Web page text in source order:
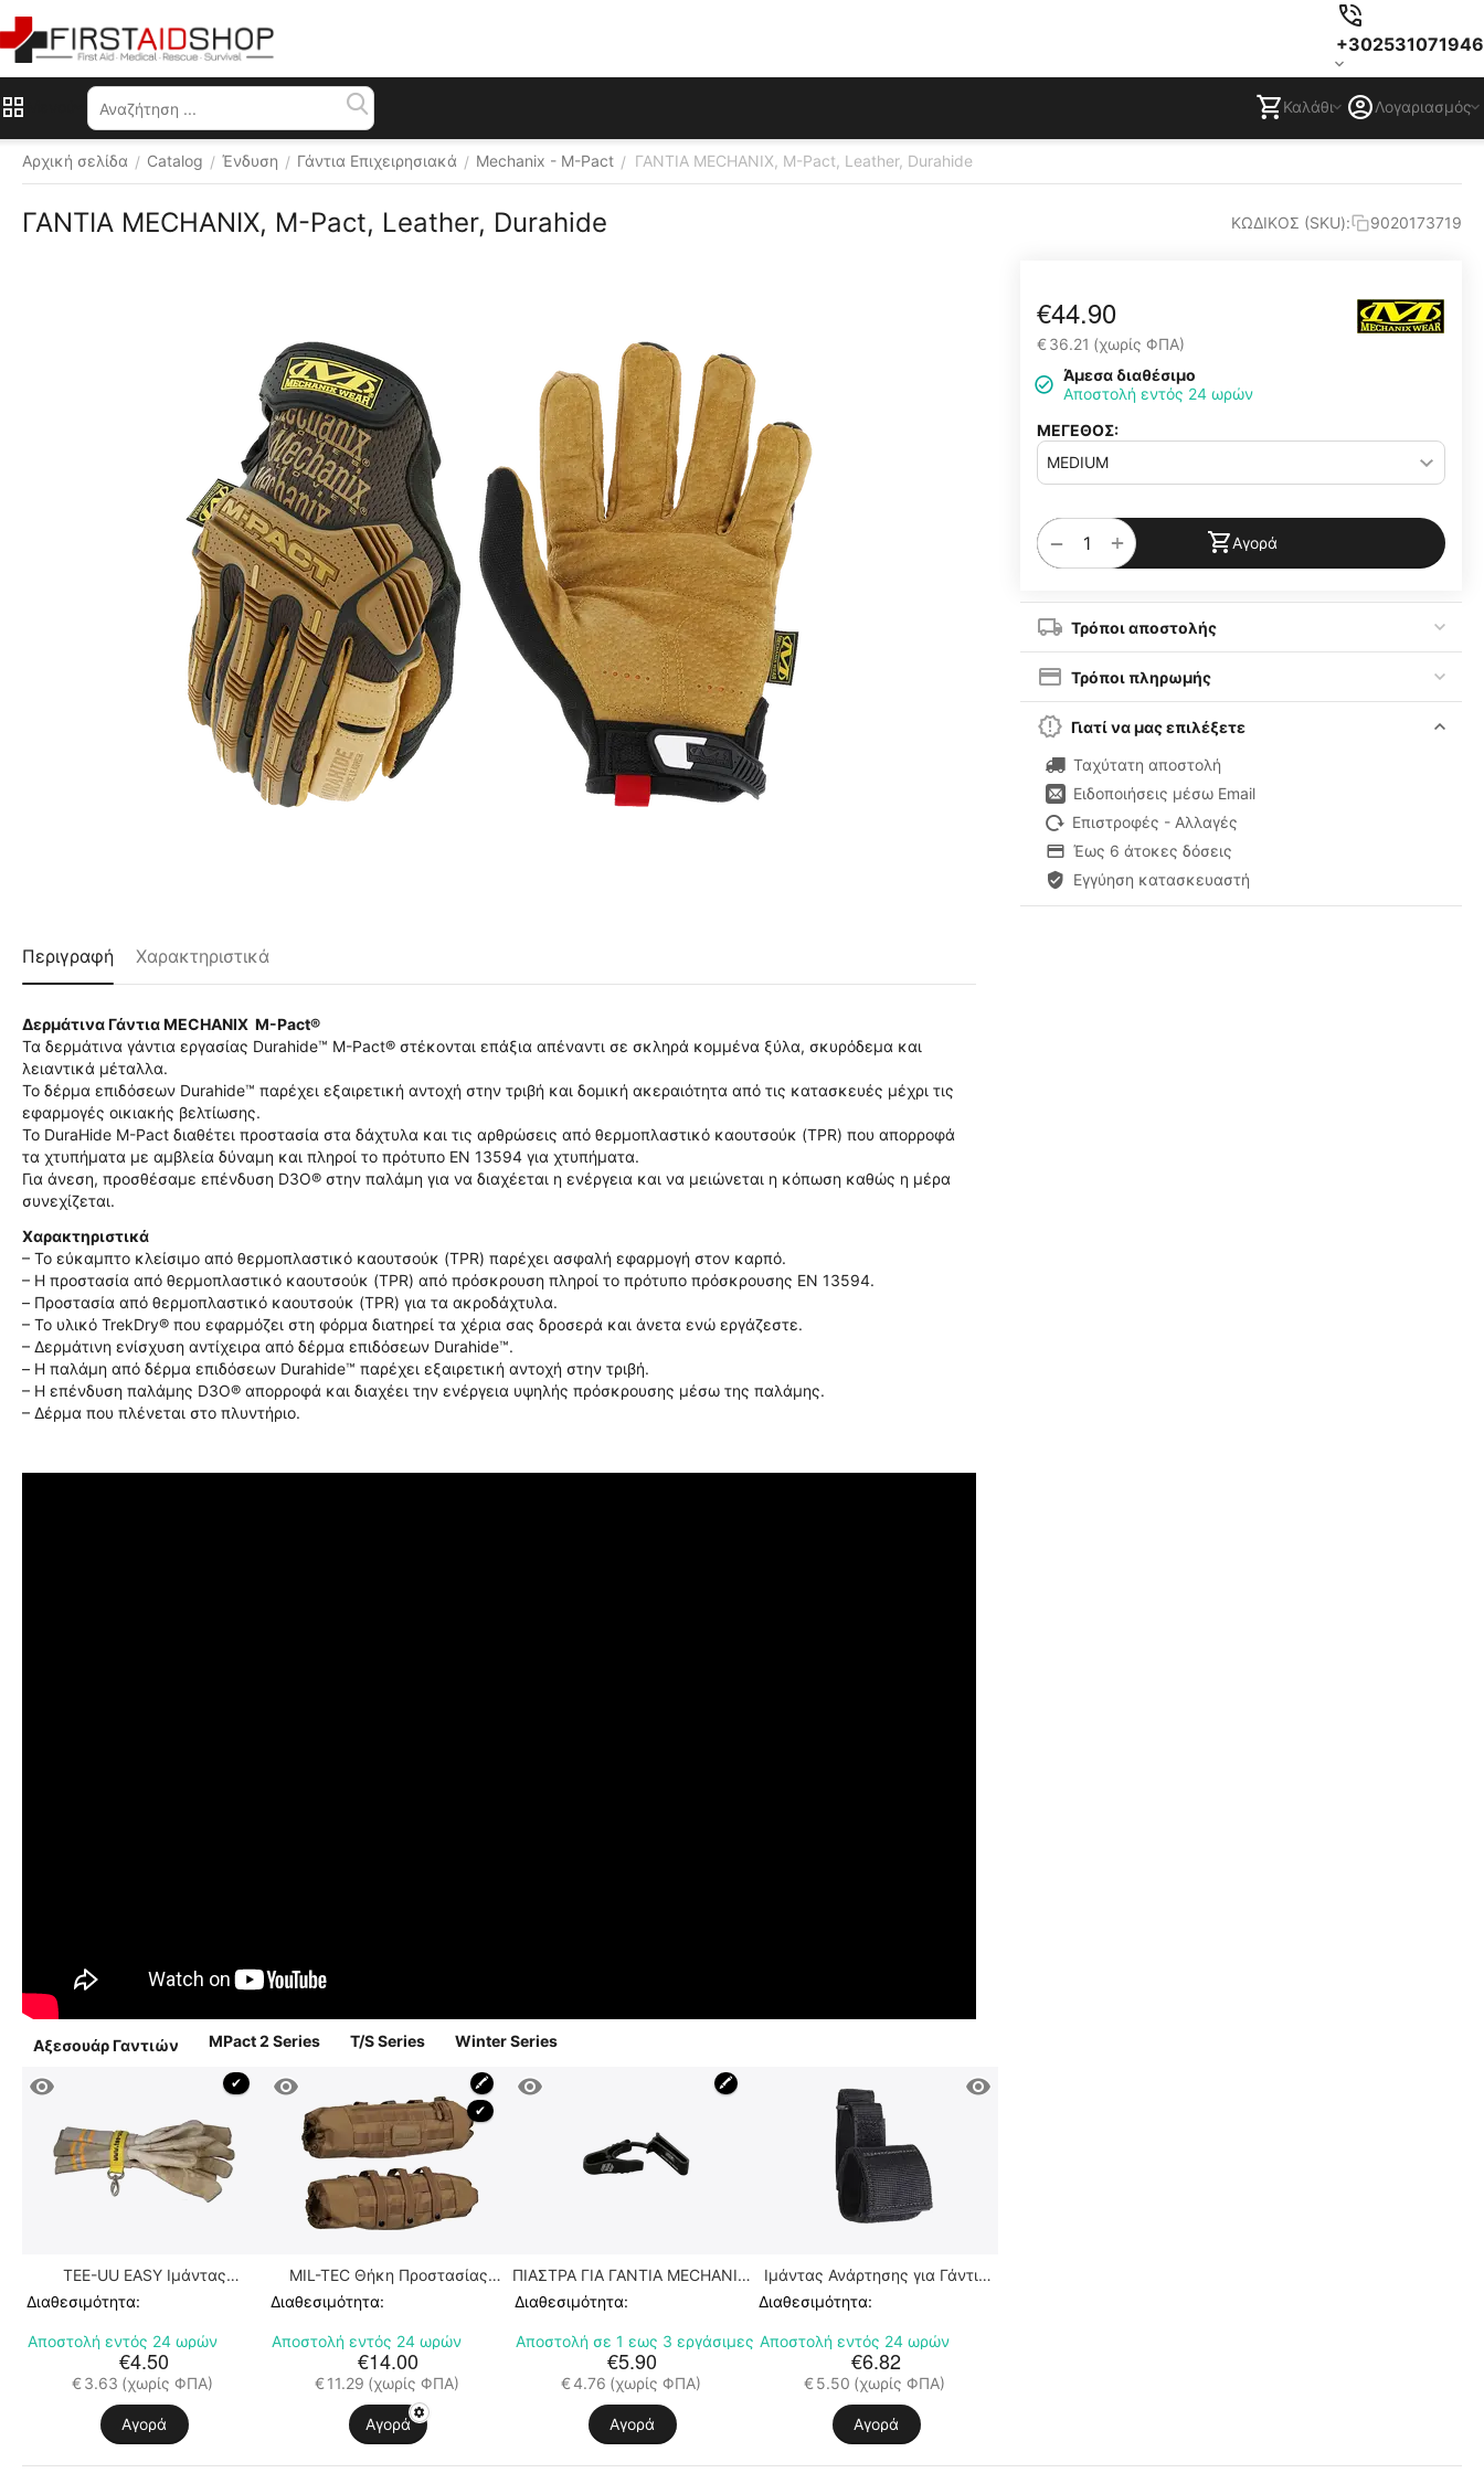
+302531071946
Καλάθι Λογαριασμός
Αρχική σελίδα / Catalog / Ένδυση / Γάντια Επιχειρησιακά / Mechanix - M-Pact / ΓΑΝΤΙΑ MECHANIX, M-Pact, Leather, Durahide
ΓΑΝΤΙΑ MECHANIX, M-Pact, Leather, Durahide ΚΩΔΙΚΟΣ (SKU): 9020173719
€44.90
€36.21 (χωρίς ΦΠΑ)
Άμεσα διαθέσιμο
Αποστολή εντός 24 ωρών
ΜΕΓΕΘΟΣ:
+
− Αγορά
Τρόποι αποστολής
Τρόποι πληρωμής
Γιατί να μας επιλέξετε
Ταχύτατη αποστολή
Ειδοποιήσεις μέσω Email
Επιστροφές - Αλλαγές
Έως 6 άτοκες δόσεις
Εγγύηση κατασκευαστή
Περιγραφή Χαρακτηριστικά
Δερμάτινα Γάντια MECHANIX M-Pact®
Τα δερμάτινα γάντια εργασίας Durahide™ M-Pact® στέκονται επάξια απέναντι σε σκληρά κομμένα ξύλα, σκυρόδεμα και
λειαντικά μέταλλα.
Το δέρμα επιδόσεων Durahide™ παρέχει εξαιρετική αντοχή στην τριβή και δομική ακεραιότητα από τις κατασκευές μέχρι τις
εφαρμογές οικιακής βελτίωσης.
Το DuraHide M-Pact διαθέτει προστασία στα δάχτυλα και τις αρθρώσεις από θερμοπλαστικό καουτσούκ (TPR) που απορροφά
τα χτυπήματα με αμβλεία δύναμη και πληροί το πρότυπο EN 13594 για χτυπήματα.
Για άνεση, προσθέσαμε επένδυση D3O® στην παλάμη για να διαχέεται η ενέργεια και να μειώνεται η κόπωση καθώς η μέρα
συνεχίζεται.
Χαρακτηριστικά
– Το εύκαμπτο κλείσιμο από θερμοπλαστικό καουτσούκ (TPR) παρέχει ασφαλή εφαρμογή στον καρπό.
– Η προστασία από θερμοπλαστικό καουτσούκ (TPR) από πρόσκρουση πληροί το πρότυπο πρόσκρουσης EN 13594.
– Προστασία από θερμοπλαστικό καουτσούκ (TPR) για τα ακροδάχτυλα.
– Το υλικό TrekDry® που εφαρμόζει στη φόρμα διατηρεί τα χέρια σας δροσερά και άνετα ενώ εργάζεστε.
– Δερμάτινη ενίσχυση αντίχειρα από δέρμα επιδόσεων Durahide™.
– Η παλάμη από δέρμα επιδόσεων Durahide™ παρέχει εξαιρετική αντοχή στην τριβή.
– Η επένδυση παλάμης D3O® απορροφά και διαχέει την ενέργεια υψηλής πρόσκρουσης μέσω της παλάμης.
– Δέρμα που πλένεται στο πλυντήριο.
Αξεσουάρ Γαντιών MPact 2 Series T/S Series Winter Series
✔
TEE-UU EASY Ιμάντας
Ανάρτησης Γαντιών
Διαθεσιμότητα:
Αποστολή εντός 24 ωρών
€4.50
€3.63 (χωρίς ΦΠΑ)
Αγορά
🖍
✔
MIL-TEC Θήκη Προστασίας
Χεριών από το Κρύο τύπου Muff
Διαθεσιμότητα:
Αποστολή εντός 24 ωρών
€14.00
€ 11.29 (χωρίς ΦΠΑ)
Αγορά
🖍
ΠΙΑΣΤΡΑ ΓΙΑ ΓΑΝΤΙΑ MECHANIX,
Glove Clip Black
Διαθεσιμότητα:
Αποστολή σε 1 εως 3 εργάσιμες
€5.90
€4.76 (χωρίς ΦΠΑ)
Αγορά
Ιμάντας Ανάρτησης για Γάντια
Διαθεσιμότητα:
Αποστολή εντός 24 ωρών
€6.82
€5.50 (χωρίς ΦΠΑ)
Αγορά